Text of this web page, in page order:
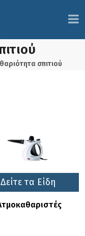
σπιτιού
Δείτε τα Είδη